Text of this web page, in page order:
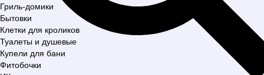
Гриль-домики
Бытовки
Клетки для кроликов
Туалеты и душевые
Купели для бани
Фитобочки